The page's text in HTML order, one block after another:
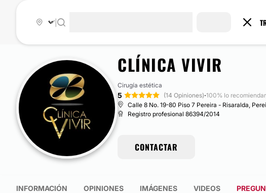
CLÍNICA VIVIR
Cirugía estética
5 (14 Opiniones)·100% lo
Calle 8 No. 19-80 Piso 7 Pereira - Risaralda,
Registro profesional 86394/2014
CONTACTAR
INFORMACIÓN OPINIONES IMÁGENES VIDEOS